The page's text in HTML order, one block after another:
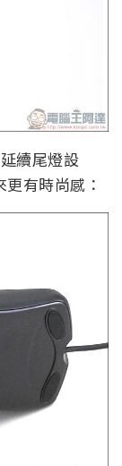
續尾燈設
有時尚感：